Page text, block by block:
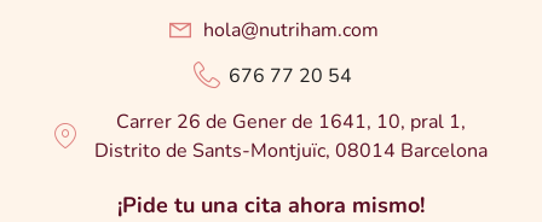
hola@nutriham.com
676 77 20 54
Carrer 26 de Gener de 1641, 10, pral 1,
Distrito de Sants-Montjuïc, 08014 Barcelona
¡Pide tu una cita ahora mismo!